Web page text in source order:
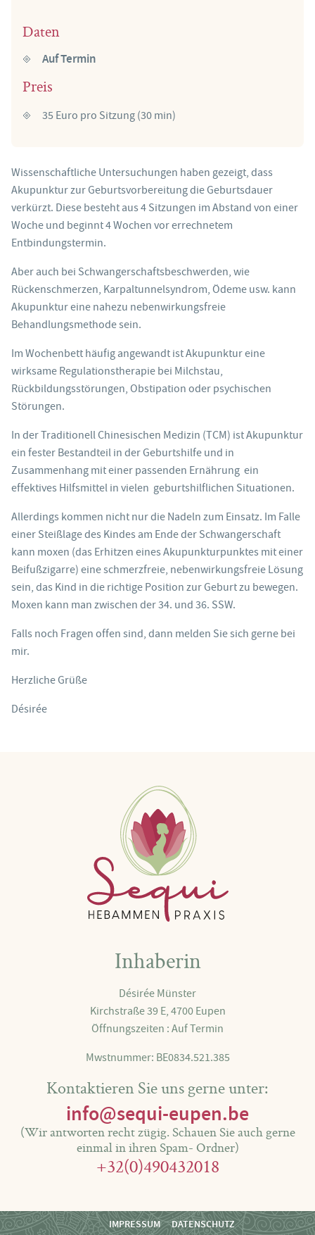
Daten
Auf Termin
Preis
35 Euro pro Sitzung (30 min)
Wissenschaftliche Untersuchungen haben gezeigt, dass
Akupunktur zur Geburtsvorbereitung die Geburtsdauer
verkürzt. Diese besteht aus 4 Sitzungen im Abstand von einer
Woche und beginnt 4 Wochen vor errechnetem
Entbindungstermin.
Aber auch bei Schwangerschaftsbeschwerden, wie
Rückenschmerzen, Karpaltunnelsyndrom, Ödeme usw. kann
Akupunktur eine nahezu nebenwirkungsfreie
Behandlungsmethode sein.
Im Wochenbett häufig angewandt ist Akupunktur eine
wirksame Regulationstherapie bei Milchstau,
Rückbildungsstörungen, Obstipation oder psychischen
Störungen.
In der Traditionell Chinesischen Medizin (TCM) ist Akupunktur
ein fester Bestandteil in der Geburtshilfe und in
Zusammenhang mit einer passenden Ernährung ein
effektives Hilfsmittel in vielen geburtshilflichen Situationen.
Allerdings kommen nicht nur die Nadeln zum Einsatz. Im Falle
einer Steißlage des Kindes am Ende der Schwangerschaft
kann moxen (das Erhitzen eines Akupunkturpunktes mit einer
Beifußzigarre) eine schmerzfreie, nebenwirkungsfreie Lösung
sein, das Kind in die richtige Position zur Geburt zu bewegen.
Moxen kann man zwischen der 34. und 36. SSW.
Falls noch Fragen offen sind, dann melden Sie sich gerne bei
mir.
Herzliche Grüße
Désirée
Inhaberin
Désirée Münster
Kirchstraße 39 E, 4700 Eupen
Öffnungszeiten : Auf Termin
Mwstnummer: BE0834.521.385
Kontaktieren Sie uns gerne unter:
info@sequi-eupen.be
(Wir antworten recht zügig. Schauen Sie auch gerne
einmal in ihren Spam- Ordner)
+32(0)490432018
IMPRESSUM DATENSCHUTZ